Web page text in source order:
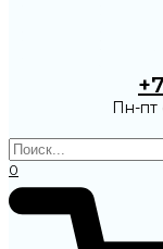
Пн-пт
0